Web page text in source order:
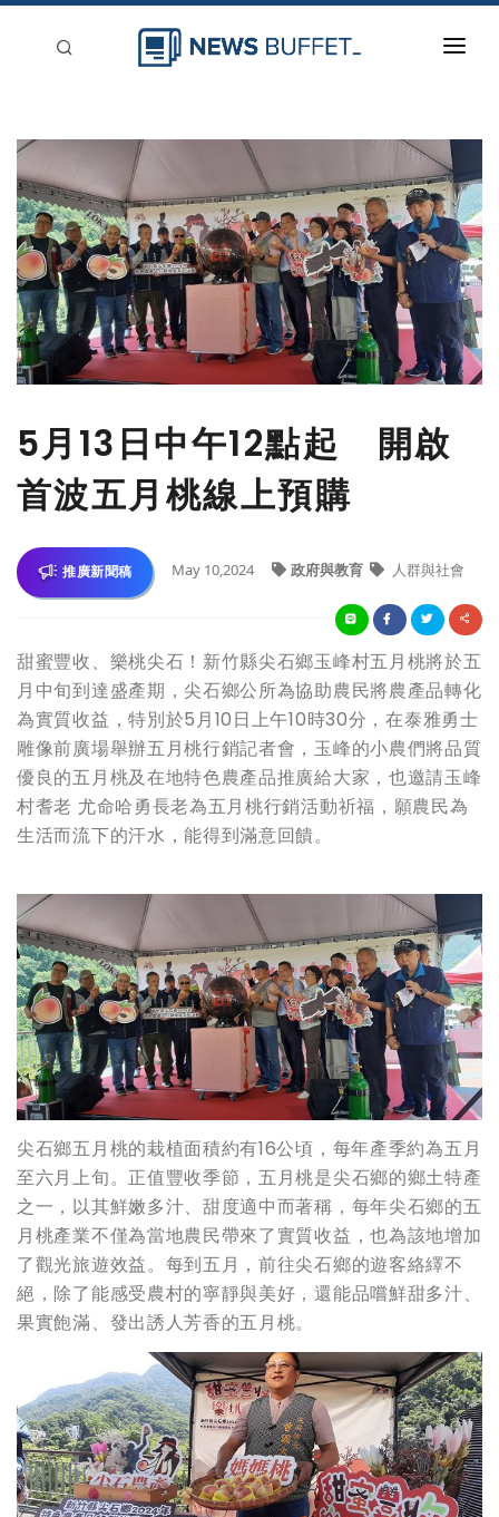
新聞稿分類
登入
刊登
5月13日中午12點起 開啟
首波五月桃線上預購
推廣新聞稿 May 10,2024 政府與教育 人群與社會
甜蜜豐收、樂桃尖石！新竹縣尖石鄉玉峰村五月桃將於五
月中旬到達盛產期，尖石鄉公所為協助農民將農產品轉化
為實質收益，特別於5月10日上午10時30分，在泰雅勇士
雕像前廣場舉辦五月桃行銷記者會，玉峰的小農們將品質
優良的五月桃及在地特色農產品推廣給大家，也邀請玉峰
村耆老 尤命哈勇長老為五月桃行銷活動祈福，願農民為
生活而流下的汗水，能得到滿意回饋。
尖石鄉五月桃的栽植面積約有16公頃，每年產季約為五月
至六月上旬。正值豐收季節，五月桃是尖石鄉的鄉土特產
之一，以其鮮嫩多汁、甜度適中而著稱，每年尖石鄉的五
月桃產業不僅為當地農民帶來了實質收益，也為該地增加
了觀光旅遊效益。每到五月，前往尖石鄉的遊客絡繹不
絕，除了能感受農村的寧靜與美好，還能品嚐鮮甜多汁、
果實飽滿、發出誘人芳香的五月桃。